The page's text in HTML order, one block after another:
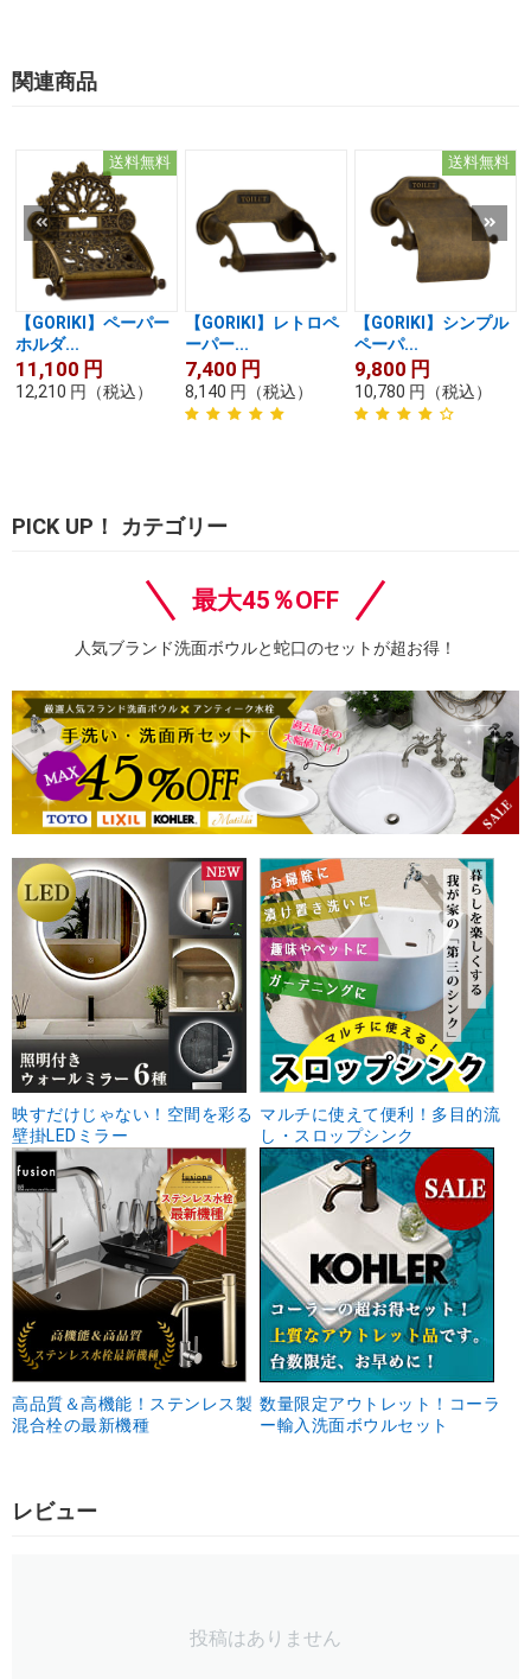
関連商品
送料無料
【GORIKI】ペーパー
ホルダ...
11,100 円
12,210 円 （税込）
【GORIKI】レトロペ
ーパー...
7,400 円
8,140 円 （税込）
送料無料
【GORIKI】シンプル
ペーパ...
9,800 円
10,780 円 （税込）
PICK UP！ カテゴリー
最大45％OFF
人気ブランド洗面ボウルと蛇口のセットが超お得！
映すだけじゃない！空間を彩る
壁掛LEDミラー
マルチに使えて便利！多目的流
し・スロップシンク
高品質＆高機能！ステンレス製
混合栓の最新機種
数量限定アウトレット！コーラ
ー輸入洗面ボウルセット
レビュー
投稿はありません